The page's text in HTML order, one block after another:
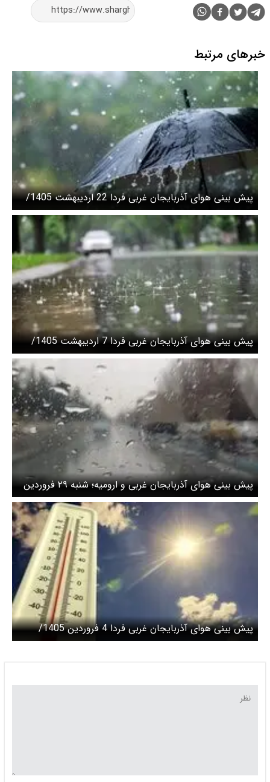
خبرهای مرتبط
پیش بینی هوای آذربایجان غربی فردا 22 اردیبهشت 1405/
تداوم بارشهای رگباری
پیش بینی هوای آذربایجان غربی فردا 7 اردیبهشت 1405/
تشدید فعالیت سامانه بارشی
پیش بینی هوای آذربایجان غربی و ارومیه؛ شنبه ۲۹ فروردین
۱۴۰۵/ بارش متناوب باران ادامه دارد
پیش بینی هوای آذربایجان غربی فردا 4 فروردین 1405/
بارش باران